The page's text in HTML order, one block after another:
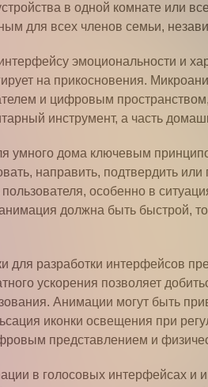
в одной комнате или
для всех членов семьи,
эмоциональности и
на прикосновения.
и цифровым
инструмент, а часть
умного дома ключевым
направить, подтвердить
особенно в
должна быть быстрой,
разработки интерфейсов
ускорения позволяет
Анимации могут быть
иконки освещения при
представлением и
в голосовых интерфейсах и